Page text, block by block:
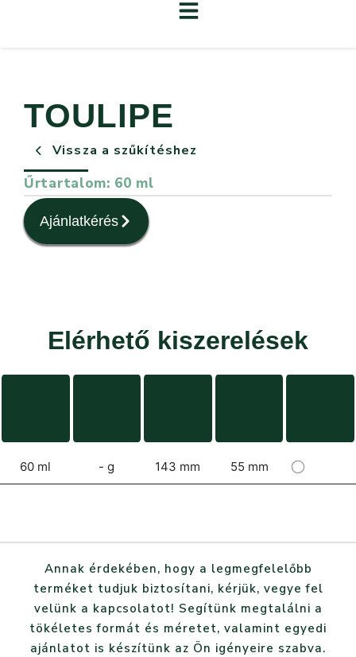
TOULIPE
Vissza a szűkítéshez
Űrtartalom: 60 ml
Ajánlatkérés
Elérhető kiszerelések
60 ml - g 143 mm 55 mm
Annak érdekében, hogy a legmegfelelőbb
terméket tudjuk biztosítani, kérjük, vegye fel
velünk a kapcsolatot! Segítünk megtalálni a
tökéletes formát és méretet, valamint egyedi
ajánlatot is készítünk az Ön igényeire szabva.